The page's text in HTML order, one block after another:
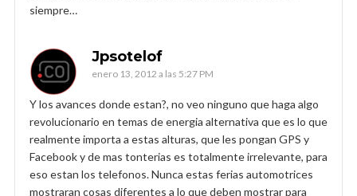
siempre…
Jpsotelof
enero 13, 2012 a las 5:27 PM
Y los avances donde estan?, no veo ninguno que haga algo
revolucionario en temas de energia alternativa que es lo que
realmente importa a estas alturas, que les pongan GPS y
Facebook y de mas tonterias es totalmente irrelevante, para
eso estan los telefonos. Nunca estas ferias automotrices
mostraran cosas diferentes a lo que deben mostrar para